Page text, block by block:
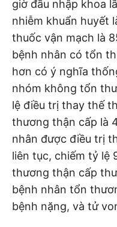
giờ đầu nhập khoa
nhiễm khuẩn huyết
thuốc vận mạch là
bệnh nhân có tổn
hơn có ý nghĩa
nhóm không tổn
lệ điều trị thay thế
thương thận cấp là
nhân được điều trị
liên tục, chiếm tỷ lệ
thương thận cấp
bệnh nhân tổn
bệnh nặng, và tử